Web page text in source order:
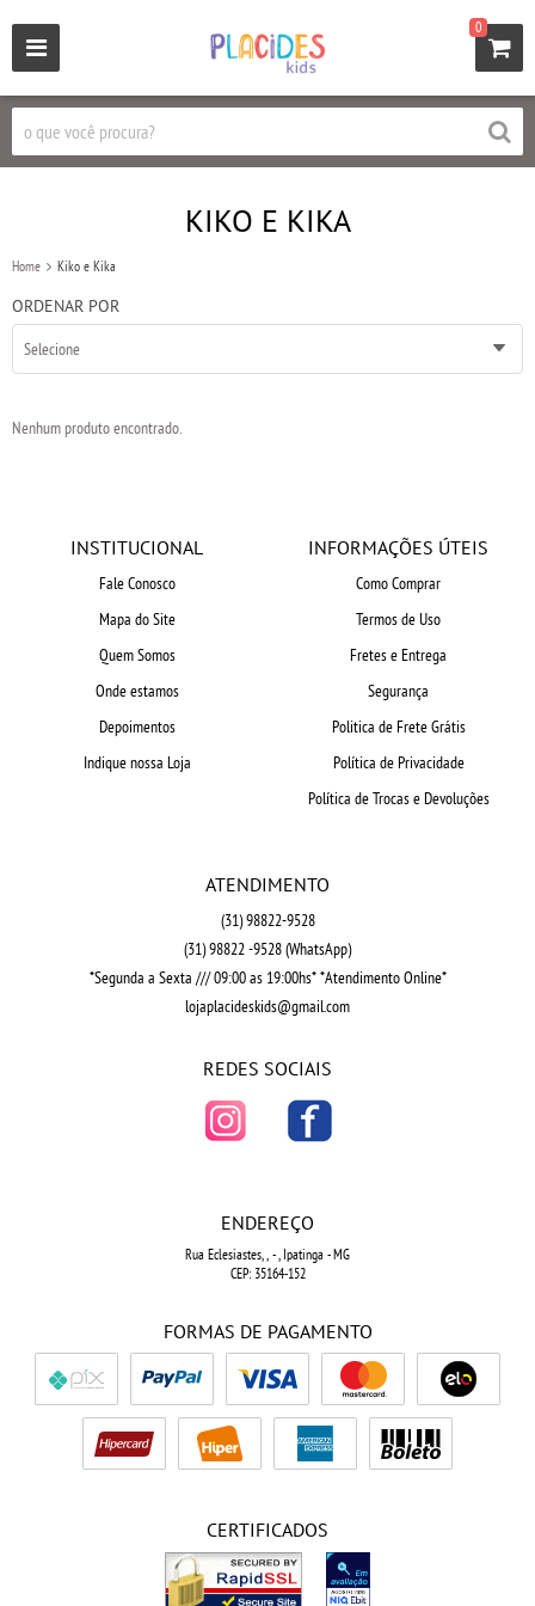
0
KIKO E KIKA
Home Kiko e Kika
ORDENAR POR
Selecione
Nenhum produto encontrado.
INSTITUCIONAL
Fale Conosco
Mapa do Site
Quem Somos
Onde estamos
Depoimentos
Indique nossa Loja
INFORMAÇÕES ÚTEIS
Como Comprar
Termos de Uso
Fretes e Entrega
Segurança
Politica de Frete Grátis
Política de Privacidade
Política de Trocas e Devoluções
ATENDIMENTO
(31)98822-9528
(31)98822 -9528(WhatsApp)
*Segunda a Sexta /// 09:00 as 19:00hs* *Atendimento Online*
lojaplacideskids@gmail.com
REDES SOCIAIS
ENDEREÇO
Rua Eclesiastes, , - , Ipatinga -MG
CEP: 35164-152
FORMAS DE PAGAMENTO
CERTIFICADOS